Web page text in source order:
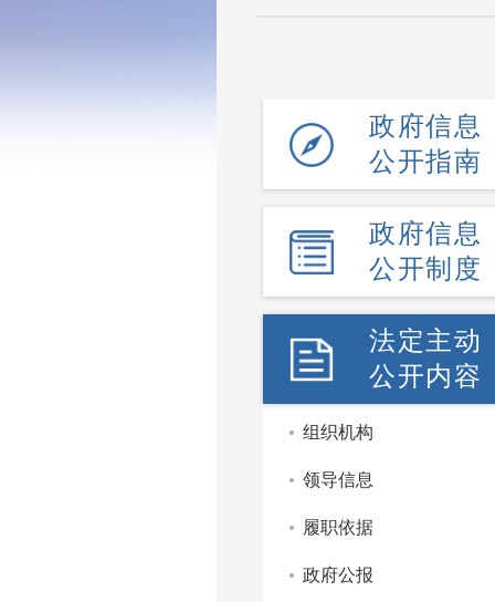
政府信息
公开指南
政府信息
公开制度
法定主动
公开内容
组织机构
领导信息
履职依据
政府公报